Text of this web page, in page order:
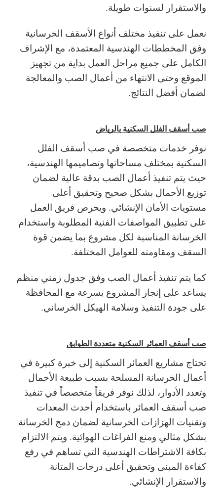
والاستقرار لسنوات طويلة.
نعمل على تنفيذ مختلف أنواع الأسقف الخرسانية
وفق المخططات الهندسية المعتمدة، مع الإشراف
الكامل على جميع مراحل العمل بداية من تجهيز
الموقع وحتى الانتهاء من أعمال الصب والمعالجة
لضمان أفضل النتائج.
صب أسقف الفلل السكنية بالرياض
نوفر خدمات متخصصة في صب أسقف الفلل
السكنية بمختلف مساحاتها وتصاميمها الهندسية،
حيث يتم تنفيذ أعمال الصب بدقة عالية لضمان
توزيع الأحمال بشكل صحيح وتحقيق أعلى
مستويات الأمان الإنشائي. ويحرص فريق العمل
على تطبيق المواصفات الفنية المطلوبة واستخدام
الخرسانة المناسبة لكل مشروع بما يضمن قوة
السقف ومقاومته للعوامل المختلفة.
كما يتم تنفيذ أعمال الصب وفق جدول زمني منظم
يساعد على إنجاز المشروع بسرعة مع المحافظة
على جودة التنفيذ وسلامة الهيكل الخرساني.
صب أسقف العمائر السكنية متعددة الطوابق
تحتاج مشاريع العمائر السكنية إلى خبرة كبيرة في
أعمال الخرسانة المسلحة بسبب طبيعة الأحمال
وتعدد الأدوار، لذلك نوفر فريقاً متخصصاً في تنفيذ
صب أسقف العمائر باستخدام أحدث المعدات
وتقنيات الهزازات الخرسانية لضمان دمج الخرسانة
بشكل مثالي ومنع الفراغات الهوائية. ويتم الالتزام
بكافة الاشتراطات الهندسية التي تساهم في رفع
كفاءة المبنى وتحقيق أعلى درجات المتانة
والاستقرار الإنشائي.